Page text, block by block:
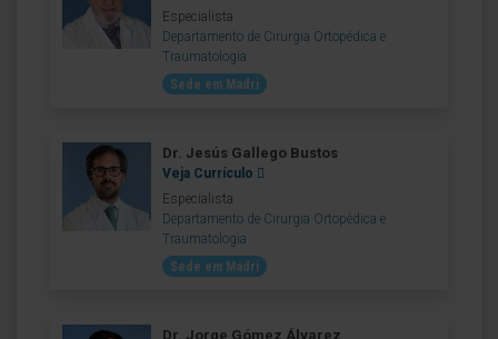
Especialista
Departamento de Cirurgia Ortopédica e
Traumatologia
Sede em Madri
Dr. Jesús Gallego Bustos
Veja Currículo
Especialista
Departamento de Cirurgia Ortopédica e
Traumatologia
Sede em Madri
Dr. Jorge Gómez Álvarez